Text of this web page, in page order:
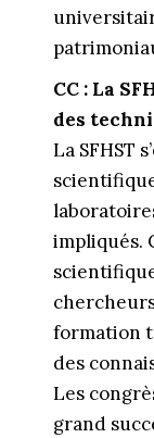
CC : La
des
La SFHST
impliqués.
formation
des
Les
grand